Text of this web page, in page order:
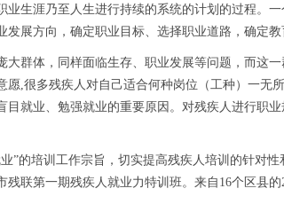
业生涯乃至人生进行持续的系统的计划的过程
展方向，确定职业目标、选择职业道路，确定
体，同样面临生存、职业发展等问题，而这
愿,很多残疾人对自己适合何种岗位（工种）一
目就业、勉强就业的重要原因。对残疾人进行职
培训工作宗旨，切实提高残疾人培训的针对
残联第一期残疾人就业力特训班。来自16个区